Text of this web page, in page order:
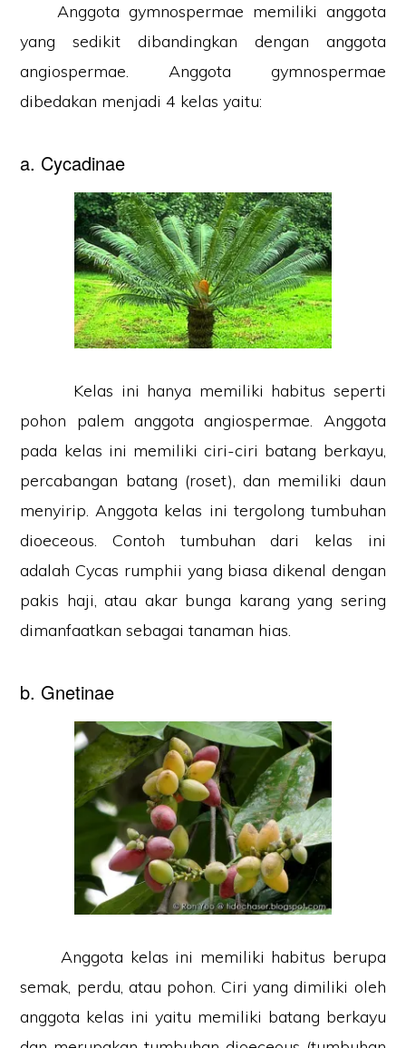
Anggota gymnospermae memiliki anggota
yang sedikit dibandingkan dengan anggota
angiospermae. Anggota gymnospermae
dibedakan menjadi 4 kelas yaitu:
a. Cycadinae
Kelas ini hanya memiliki habitus seperti
pohon palem anggota angiospermae. Anggota
pada kelas ini memiliki ciri-ciri batang berkayu,
percabangan batang (roset), dan memiliki daun
menyirip. Anggota kelas ini tergolong tumbuhan
dioeceous. Contoh tumbuhan dari kelas ini
adalah Cycas rumphii yang biasa dikenal dengan
pakis haji, atau akar bunga karang yang sering
dimanfaatkan sebagai tanaman hias.
b. Gnetinae
Anggota kelas ini memiliki habitus berupa
semak, perdu, atau pohon. Ciri yang dimiliki oleh
anggota kelas ini yaitu memiliki batang berkayu